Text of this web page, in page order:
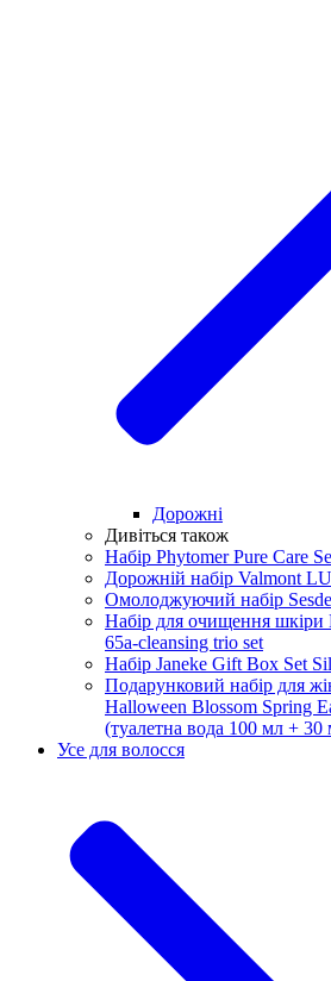
Дорожні
Дивіться також
Набір Phytomer Pure Care
Дорожній набір Valmont
Омолоджуючий набір
Набір для очищення шкіри
65a-cleansing trio set
Набір Janeke Gift Box Set
Подарунковий набір для
Halloween Blossom Spring
(туалетна вода 100 мл + 30
Усе для волосся